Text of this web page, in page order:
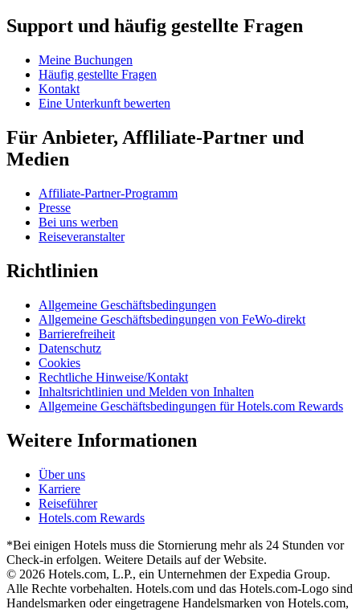
Support und häufig gestellte Fragen
Meine Buchungen
Häufig gestellte Fragen
Kontakt
Eine Unterkunft bewerten
Für Anbieter, Affliliate-Partner und
Medien
Affiliate-Partner-Programm
Presse
Bei uns werben
Reiseveranstalter
Richtlinien
Allgemeine Geschäftsbedingungen
Allgemeine Geschäftsbedingungen von FeWo-direkt
Barrierefreiheit
Datenschutz
Cookies
Rechtliche Hinweise/Kontakt
Inhaltsrichtlinien und Melden von Inhalten
Allgemeine Geschäftsbedingungen für Hotels.com Rewards
Weitere Informationen
Über uns
Karriere
Reiseführer
Hotels.com Rewards
*Bei einigen Hotels muss die Stornierung mehr als 24 Stunden vor
Check-in erfolgen. Weitere Details auf der Website.
© 2026 Hotels.com, L.P., ein Unternehmen der Expedia Group.
Alle Rechte vorbehalten. Hotels.com und das Hotels.com-Logo sind
Handelsmarken oder eingetragene Handelsmarken von Hotels.com,